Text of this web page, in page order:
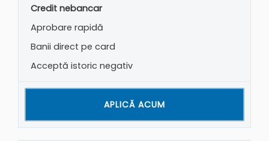
Credit nebancar
Aprobare rapidă
Banii direct pe card
Acceptă istoric negativ
APLICĂ ACUM